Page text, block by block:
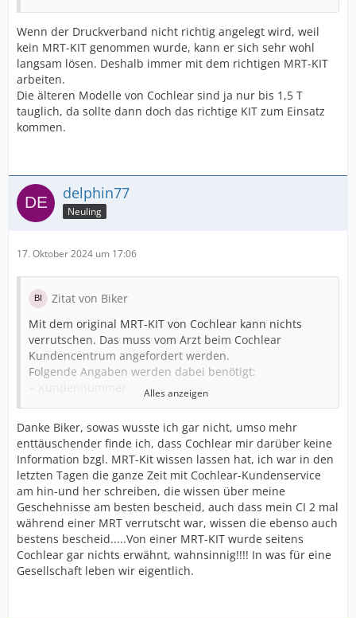
Wenn der Druckverband nicht richtig angelegt wird, weil
kein MRT-KIT genommen wurde, kann er sich sehr wohl
langsam lösen. Deshalb immer mit dem richtigen MRT-KIT
arbeiten.
Die älteren Modelle von Cochlear sind ja nur bis 1,5 T
tauglich, da sollte dann doch das richtige KIT zum Einsatz
kommen.
delphin77
Neuling
17. Oktober 2024 um 17:06
Zitat von Biker
Mit dem original MRT-KIT von Cochlear kann nichts
verrutschen. Das muss vom Arzt beim Cochlear
Kundencentrum angefordert werden.
Folgende Angaben werden dabei benötigt:
+ Cochlearimplantat Modell: hier z.B. bei mir CI512
rechts( steht auf dem Implantatpass)
Ich lasse das immer über meinen Hausarzt bestellen,
oder über meinen HNO
So habe ich immer ein KIT vorrätig
Innerhalb von 2 Tagen hole ich es dann beim HNO oder
Hausarzt ab.
Das MRT-KIT besteht aus einem selbstklebenden
Verband und einen Magnetadapter. Der Verband wird
dann entsprechend genau der Anleitung, die dabei ist,
angelegt. Wenn das alles richtig gemacht wurde kann
Alles anzeigen
Danke Biker, sowas wusste ich gar nicht, umso mehr
enttäuschender finde ich, dass Cochlear mir darüber keine
Information bzgl. MRT-Kit wissen lassen hat, ich war in den
letzten Tagen die ganze Zeit mit Cochlear-Kundenservice
am hin-und her schreiben, die wissen über meine
Geschehnisse am besten bescheid, auch dass mein CI 2 mal
während einer MRT verrutscht war, wissen die ebenso auch
bestens bescheid.....Von einer MRT-KIT wurde seitens
Cochlear gar nichts erwähnt, wahnsinnig!!!! In was für eine
Gesellschaft leben wir eigentlich.